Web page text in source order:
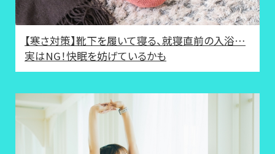
【寒さ対策】靴下を履いて寝る、就寝直前の入浴…
実はNG！快眠を妨げているかも